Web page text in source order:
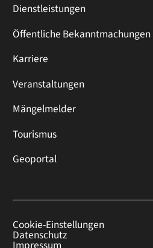
Dienstleistungen
Öffentliche Bekanntmachungen
Karriere
Veranstaltungen
Mängelmelder
Tourismus
Geoportal
Cookie-Einstellungen
Datenschutz